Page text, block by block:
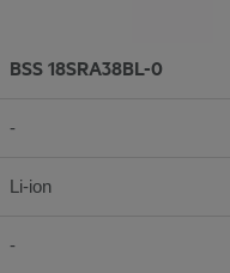
BSS 18SRA38BL-0
-
Li-ion
-